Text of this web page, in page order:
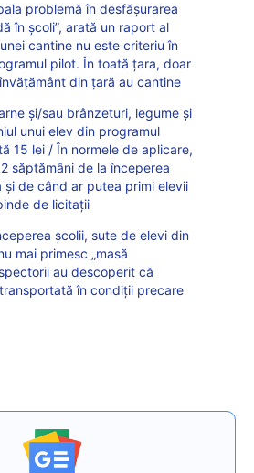
problemă în desfășurarea
în școli”, arată un raport al
cantine nu este criteriu în
pilot. În toată țara, doar
din țară au cantine
și/sau brânzeturi, legume și
unui elev din programul
15 lei / În normele de aplicare,
săptămâni de la începerea
și de când ar putea primi elevii
de licitații
școlii, sute de elevi din
mai primesc „masă
au descoperit că
în condiții precare